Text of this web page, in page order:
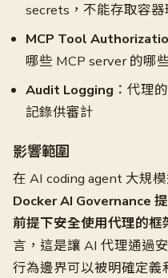
secrets，不能存取容
MCP Tool
哪些 MCP server 的哪
Audit Logging ：代理
記錄供審計
影響範圍
在 AI coding agent 大規
Docker AI Governance
前提下安全使用代理的框
言，這是讓 AI 代理通過
行為邊界可以被明確定